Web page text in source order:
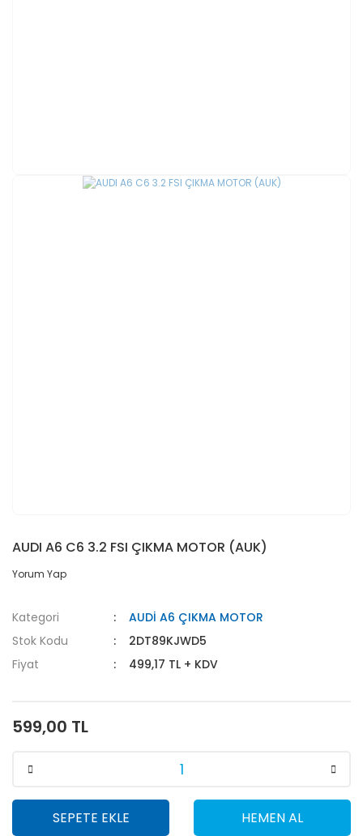
AUDI A6 C6 3.2 FSI ÇIKMA MOTOR (AUK)
Yorum Yap
Kategori
AUDİ A6 ÇIKMA MOTOR
Stok Kodu
2DT89KJWD5
Fiyat
499,17 TL + KDV
599,00 TL
SEPETE EKLE HEMEN AL